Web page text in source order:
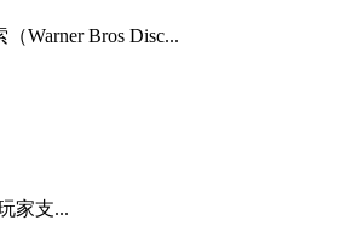
Warner Bros Disc...
家支...